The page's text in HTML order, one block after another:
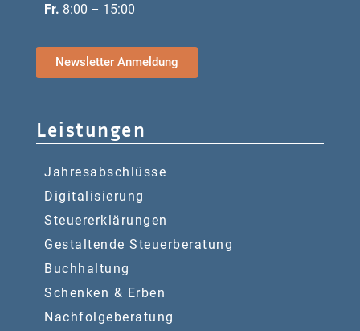
Fr. 8:00 – 15:00
Newsletter Anmeldung
Leistungen
Jahresabschlüsse
Digitalisierung
Steuererklärungen
Gestaltende Steuerberatung
Buchhaltung
Schenken & Erben
Nachfolgeberatung